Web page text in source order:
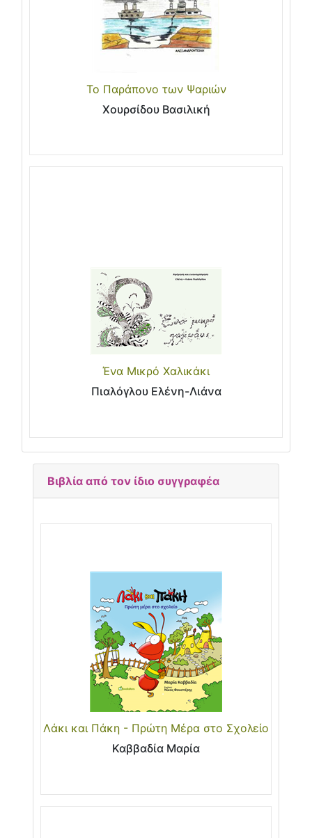
Το Παράπονο των Ψαριών
Χουρσίδου Βασιλική
Ένα Μικρό Χαλικάκι
Πιαλόγλου Ελένη-Λιάνα
Βιβλία από τον ίδιο συγγραφέα
Λάκι και Πάκη - Πρώτη Μέρα στο Σχολείο
Καββαδία Μαρία